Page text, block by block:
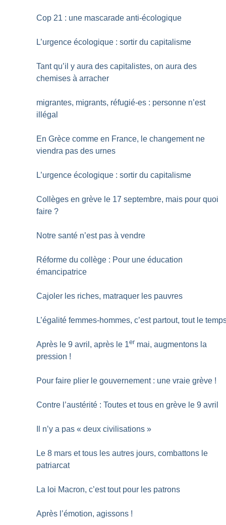
Cop 21 : une mascarade anti-écologique
L’urgence écologique : sortir du capitalisme
Tant qu’il y aura des capitalistes, on aura des
chemises à arracher
migrantes, migrants, réfugié-es : personne n’est
illégal
En Grèce comme en France, le changement ne
viendra pas des urnes
L’urgence écologique : sortir du capitalisme
Collèges en grève le 17 septembre, mais pour quoi
faire ?
Notre santé n’est pas à vendre
Réforme du collège : Pour une éducation
émancipatrice
Cajoler les riches, matraquer les pauvres
L’égalité femmes-hommes, c’est partout, tout le
Après le 9 avril, après le 1er mai, augmentons la
pression !
Pour faire plier le gouvernement : une vraie grève !
Contre l’austérité : Toutes et tous en grève le 9 avril
Il n’y a pas « deux civilisations »
Le 8 mars et tous les autres jours, combattons le
patriarcat
La loi Macron, c’est tout pour les patrons
Après l’émotion, agissons !